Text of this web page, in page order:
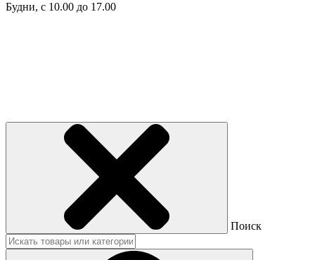
Будни, с 10.00 до 17.00
Поиск